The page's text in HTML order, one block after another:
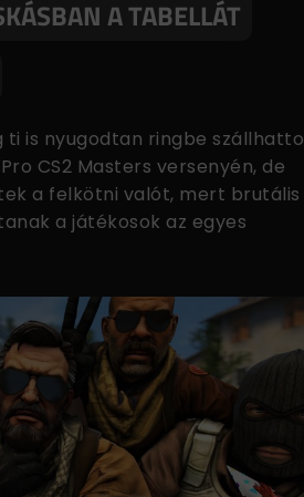
A TABELLÁT
ti is nyugodtan ringbe
CS2 Masters versenyén, de
a felkötni valót, mert brutális
a játékosok az egyes